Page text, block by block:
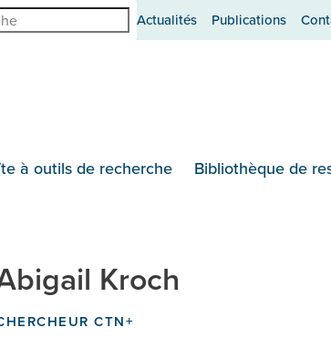
Actualités Publications
à outils de recherche Bibliothèque de
Kroch
CTN+